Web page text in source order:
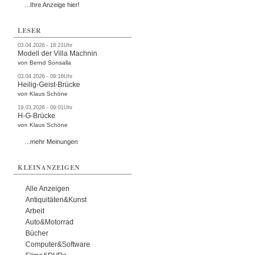
...Ihre Anzeige hier!
LESER
03.04.2026 - 18:21Uhr
Modell der Villa Machnin
von Bernd Sonsalla
03.04.2026 - 09:16Uhr
Heilig-Geist-Brücke
von Klaus Schöne
19.03.2026 - 09:01Uhr
H-G-Brücke
von Klaus Schöne
...mehr Meinungen
KLEINANZEIGEN
Alle Anzeigen
Antiquitäten&Kunst
Arbeit
Auto&Motorrad
Bücher
Computer&Software